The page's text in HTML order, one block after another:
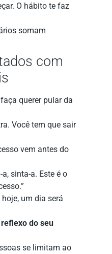
O hábito te faz
somam
com
querer pular da
Você tem que sair
vem antes do
sinta-a. Este é o
um dia será
reflexo do seu
se limitam ao